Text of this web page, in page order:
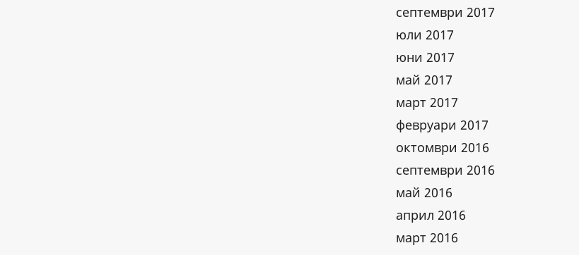
септември 2017
юли 2017
юни 2017
май 2017
март 2017
февруари 2017
октомври 2016
септември 2016
май 2016
април 2016
март 2016